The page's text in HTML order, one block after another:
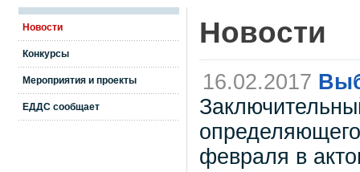
Новости
Конкурсы
Мероприятия и проекты
ЕДДС сообщает
Новости
16.02.2017
февраля в